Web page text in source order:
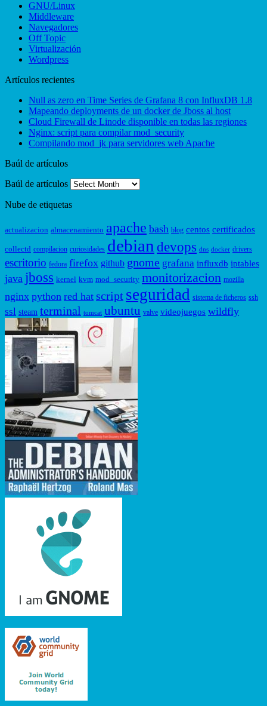
GNU/Linux
Middleware
Navegadores
Off Topic
Virtualización
Wordpress
Artículos recientes
Null as zero en Time Series de Grafana 8 con InfluxDB 1.8
Mapeando deployments de un docker de Jboss al host
Cloud Firewall de Linode disponible en todas las regiones
Nginx: script para compilar mod_security
Compilando mod_jk para servidores web Apache
Baúl de artículos
Baúl de artículos
Nube de etiquetas
actualizacion almacenamiento apache bash blog centos certificados
collectd compilacion curiosidades debian devops dns docker drivers
escritorio fedora firefox github gnome grafana influxdb iptables
java jboss kernel kvm mod_security monitorizacion mozilla
nginx python red hat script seguridad sistema de ficheros ssh
ssl steam terminal tomcat ubuntu valve videojuegos wildfly